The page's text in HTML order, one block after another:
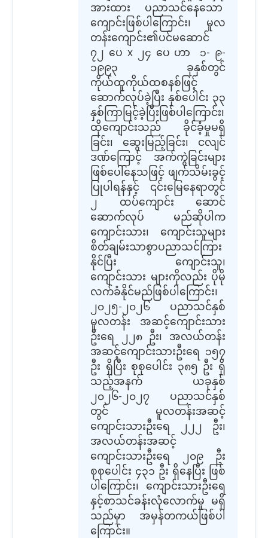
အားထား ပညာသင်နေသော
ကျောင်းဖြစ်ပါကြောင်း၊ မူလ
တန်းကျောင်း၏ပင်မဆောင်
၇၂ ပေ x ၂၄ ပေ ဟာ ၁- ၉-
၁၉၉၃ ခုနှစ်တွင်
ကိုယ်ထူကိုယ်ထစနစ်ဖြင့်
ဆောက်လုပ်ခဲ့ပြီး နှစ်ပေါင်း ၃၃
နှစ်ကြာမြင့်ခဲ့ပြီးဖြစ်ပါကြောင်း၊
ထိုကျောင်းသည် ခိုင်ခံ့မှုမရှိ
ခြင်း၊ ဆွေးမြည့်ခြင်း၊ ငလျင်
ဒဏ်ကြောင့် အက်ကွဲခြင်းများ
ဖြစ်ပေါ်နေသဖြင့် ဖျက်သိမ်းခွင့်
ပြုပါရန်နှင့် ၎င်းမြေနေရာတွင်
၂ ထပ်ကျောင်း ဆောင်
ဆောက်လုပ် မည်ဆိုပါက
ကျောင်းသား၊ ကျောင်းသူများ
စိတ်ချမ်းသာစွာပညာသင်ကြား
နိုင်ပြီး ကျောင်းသူ၊
ကျောင်းသား များကိုလည်း ပိုမို
လက်ခံနိုင်မည်ဖြစ်ပါကြောင်း၊
၂၀၂၅-၂၀၂၆ ပညာသင်နှစ်
မူလတန်း အဆင့်ကျောင်းသား
ဦးရေ ၂၂၈ ဦး၊ အလယ်တန်း
အဆင့်ကျောင်းသားဦးရေ ၁၅၇
ဦး ရှိပြီး စုစုပေါင်း ၃၈၅ ဦး ရှိ
သည့်အနက် ယခုနှစ်
၂၀၂၆-၂၀၂၇ ပညာသင်နှစ်
တွင် မူလတန်းအဆင့်
ကျောင်းသားဦးရေ ၂၂၂ ဦး၊
အလယ်တန်းအဆင့်
ကျောင်းသားဦးရေ ၂၀၉ ဦး
စုစုပေါင်း ၄၃၁ ဦး ရှိနေပြီး ဖြစ်
ပါကြောင်း၊ ‌ကျောင်းသားဦးရေ
နှင့်စာသင်ခန်းလုံလောက်မှု မရှိ
သည်မှာ အမှန်တကယ်ဖြစ်ပါ
ကြောင်း။